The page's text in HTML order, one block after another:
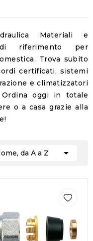
Materiali e
per
Trova subito
certificati, sistemi
e climatizzatori
oggi in totale
o a casa grazie alla
!
da A a Z 